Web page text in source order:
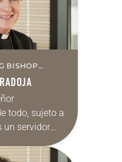
BISHOP
todo, sujeto a
un servidor
a todos